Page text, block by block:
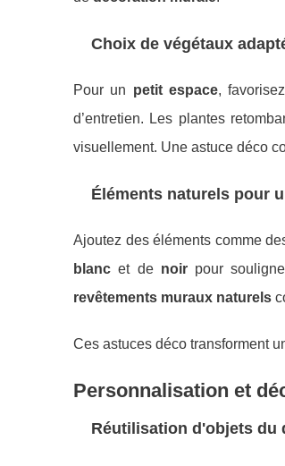
Choix de végétaux
Pour un petit espace,
d’entretien. Les plantes
visuellement. Une astuce déco
Éléments naturels pour
Ajoutez des éléments comme
blanc et de noirpour
revêtements muraux naturels
Ces astuces déco transforment
Personnalisation et
Réutilisation d'objets du